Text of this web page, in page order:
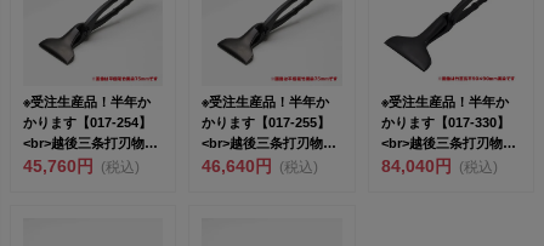
※受注生産品！半年か
かります【017-254】
<br>越後三条打刃物
東...
45,760円 (税込)
※受注生産品！半年か
かります【017-255】
<br>越後三条打刃物
東...
46,640円 (税込)
※受注生産品！半年か
かります【017-330】
<br>越後三条打刃物
東...
84,040円 (税込)